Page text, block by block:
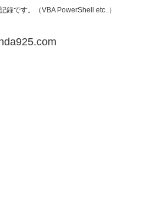
録です。（VBA PowerShell etc..）